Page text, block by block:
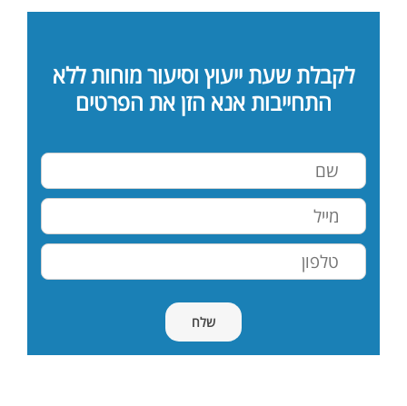
לקבלת שעת ייעוץ וסיעור מוחות ללא
התחייבות אנא הזן את הפרטים